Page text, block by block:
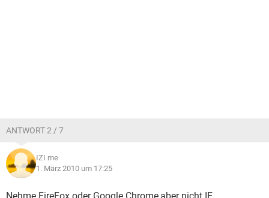
ANTWORT 2 / 7
IZI me
1. März 2010 um 17:25